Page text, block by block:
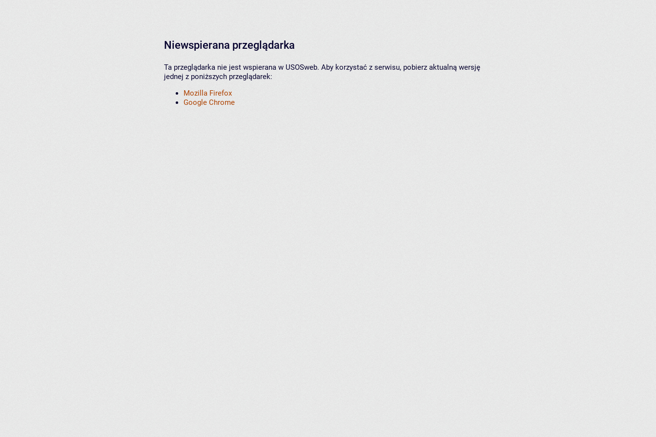
Niewspierana przeglądarka
Ta przeglądarka nie jest wspierana w USOSweb. Aby korzystać z serwisu, pobierz aktualną wersję
jednej z poniższych przeglądarek:
Mozilla Firefox
Google Chrome